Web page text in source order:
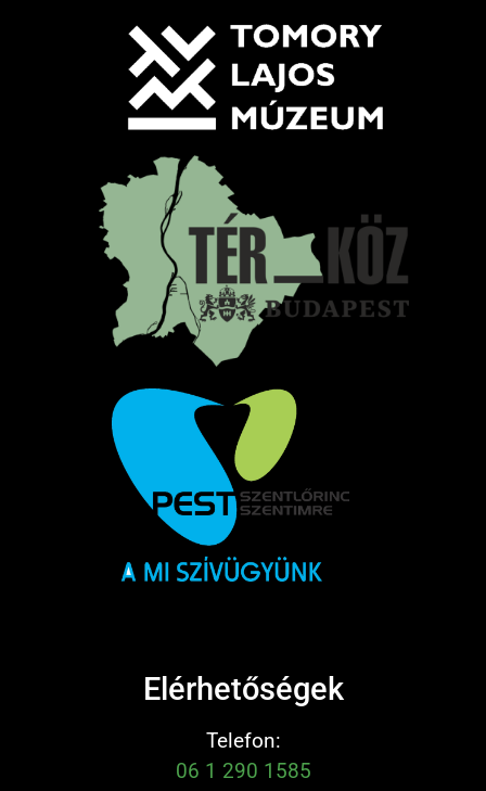
Elérhetőségek
Telefon:
06 1 290 1585